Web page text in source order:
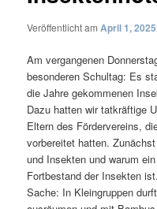
Veröffentlicht am April 1, 2025
Am vergangenen
besonderen Schultag: Es
die Jahre gekommenen
Dazu hatten wir tatkräftige
Eltern des Fördervereins,
vorbereitet hatten.
und Insekten und warum
Fortbestand der Insekten
Sache: In Kleingruppen